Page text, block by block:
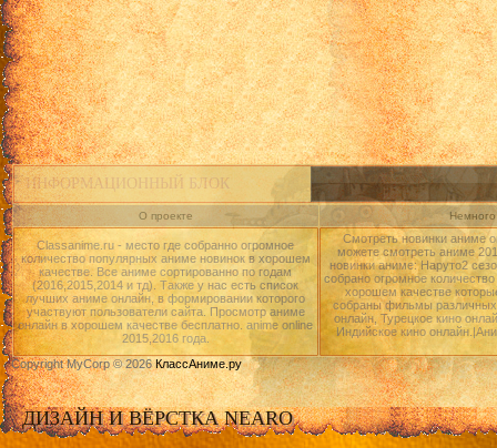
ИНФОРМАЦИОННЫЙ БЛОК
О проекте
Classanime.ru - место где собранно огромное
количество популярных аниме новинок в хорошем
качестве. Все аниме сортированно по годам
(2016,2015,2014 и тд). Также у нас есть список
лучших аниме онлайн, в формировании которого
участвуют пользователи сайта. Просмотр аниме
онлайн в хорошем качестве бесплатно. anime online
2015,2016 года.
Смотреть новинки аниме
можете смотреть аниме
новинки аниме: Наруто2
собрано огромное
хорошем качестве
собраны фильмы различных
онлайн, Турецкое кино
Индийское кино
Copyright MyCorp © 2026КлассАниме.ру
ДИЗАЙН И ВЁРСТКА NEARO